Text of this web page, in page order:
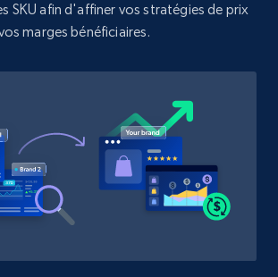
SKU afin d'affiner vos stratégies de prix
marges bénéficiaires.